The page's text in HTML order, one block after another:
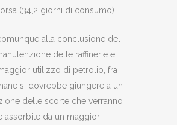
(34,2 giorni di consumo).
alla conclusione del
delle raffinerie e
utilizzo di petrolio, fra
si dovrebbe giungere a un
delle scorte che verranno
assorbite da un maggior